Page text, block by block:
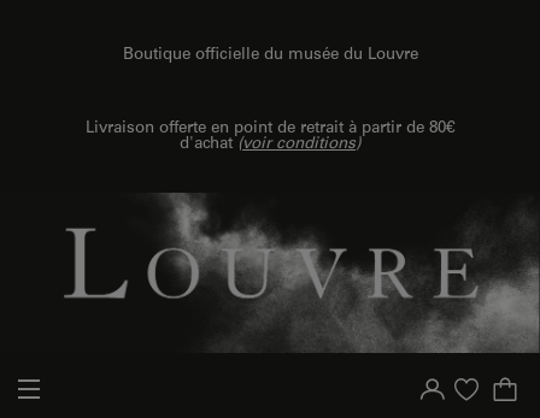
Boutique officielle du musée du Louvre
Livraison offerte en point de retrait à partir de 80€
d'achat (voir conditions)
Votre compte
Liste d'achat